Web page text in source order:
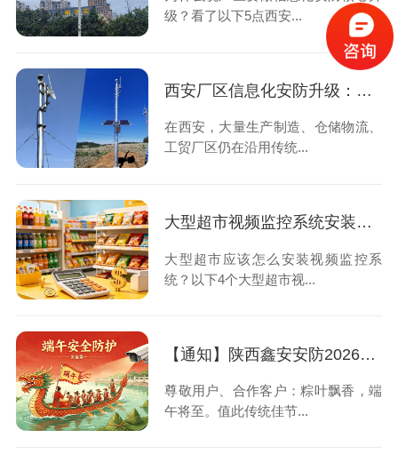
级？看了以下5点西安...
西安厂区信息化安防升级：告别人工守防，用数字化筑牢厂区安全屏障
在西安，大量生产制造、仓储物流、
工贸厂区仍在沿用传统...
大型超市视频监控系统安装的4大设计原则，速速查看！
大型超市应该怎么安装视频监控系
统？以下4个大型超市视...
【通知】陕西鑫安安防2026年端午节放假安排请查收
尊敬用户、合作客户：粽叶飘香，端
午将至。值此传统佳节...